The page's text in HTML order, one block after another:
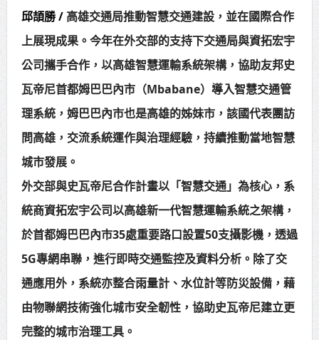
不對稱戰力
蔣萬安再拋出「倒閣說」 喊推陳其
邁組閣
賴總統肯定「金唐獎」得獎者及入
圍者 允諾完善支持體系
邱頡勝 / 高雄交通局推動智慧交通建設，並在國際合作
上展現成果。今年在外交部的支持下交通局與資拓宏宇
公司攜手合作，以高雄智慧運輸系統架構，協助友邦史
瓦帝尼首都姆巴巴內市（Mbabane）導入智慧交通管
理系統，姆巴巴內市也是高雄的姊妹市，該國代表團訪
問高雄，交流系統運作與治理經驗，持續推動當地智慧
城市發展。
外交部與史瓦帝尼合作計畫以「智慧交通」為核心，系
統商資拓宏宇公司以高雄新一代智慧運輸系統之架構，
於首都姆巴巴內市35處重要路口設置50支攝影機，透過
5G專網串聯，進行即時交通監控及資料分析。除了交
通應用外，系統亦整合雨量計、水位計等防災設備，藉
由物聯網技術強化城市安全韌性，協助史瓦帝尼建立更
完整的城市治理工具。